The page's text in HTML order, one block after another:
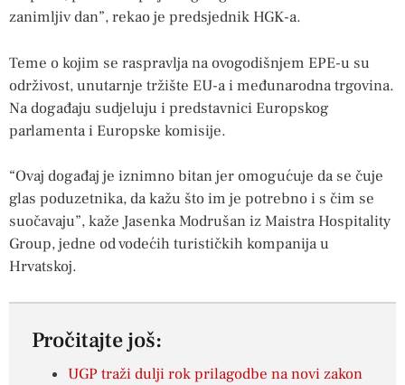
zanimljiv dan”, rekao je predsjednik HGK-a.
Teme o kojim se raspravlja na ovogodišnjem EPE-u su
održivost, unutarnje tržište EU-a i međunarodna trgovina.
Na događaju sudjeluju i predstavnici Europskog
parlamenta i Europske komisije.
“Ovaj događaj je iznimno bitan jer omogućuje da se čuje
glas poduzetnika, da kažu što im je potrebno i s čim se
suočavaju”, kaže Jasenka Modrušan iz Maistra Hospitality
Group, jedne od vodećih turističkih kompanija u
Hrvatskoj.
Pročitajte još:
UGP traži dulji rok prilagodbe na novi zakon